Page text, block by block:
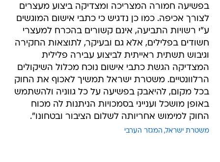
בפשיעה חמורה המצריכה ומצדיקה ביצוע מעצרים
לצורך אכיפה. כמו כן נדגיש כי כתבי אישום המוגשים
ע"י רשויות התביעה, אינם קשורים בהכרח למעצרי
חשודים בפלילים, אלא גם ובעיקר, לתוצאות החקירה
וגיבוש תשתית ראייתית לביצוע עבירה פלילית
המצדיקה הגשת כתבי אישום נוכח מכלול השיקולים
הרלוונטיים. משטרת ישראל תמשיך לאכוף את החוק
בכל מקום, להיאבק בפשיעה על כל גווניה ולהשתמש
באופן מושכל וענייני בסמכויות הניתנות לה מכוח
החוק למימוש אחריותה לשלום הציבור ובטחונו".
משטרת ישראל המגזר הערבי